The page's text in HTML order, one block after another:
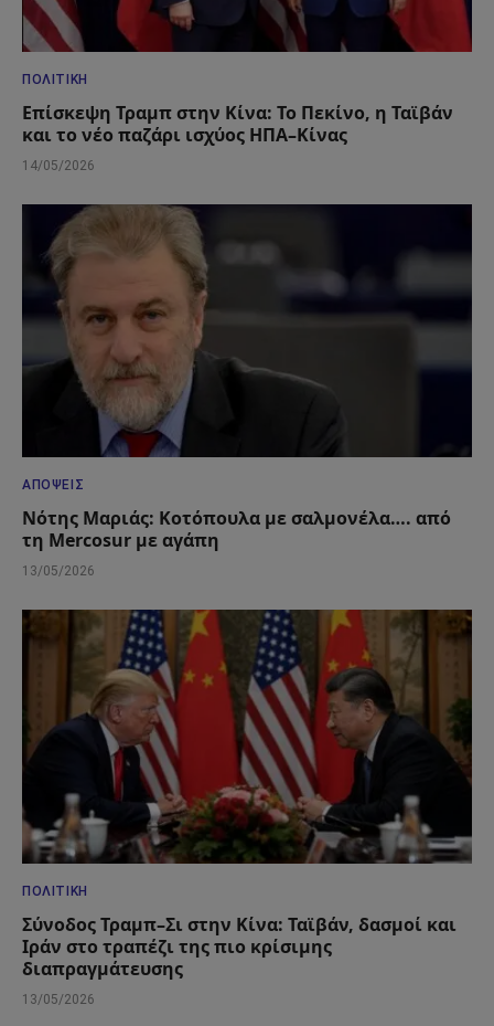
ΠΟΛΙΤΙΚΉ
Επίσκεψη Τραμπ στην Κίνα: Το Πεκίνο, η Ταϊβάν
και το νέο παζάρι ισχύος ΗΠΑ–Κίνας
14/05/2026
ΑΠΌΨΕΙΣ
Νότης Μαριάς: Κοτόπουλα με σαλμονέλα…. από
τη Mercosur με αγάπη
13/05/2026
ΠΟΛΙΤΙΚΉ
Σύνοδος Τραμπ–Σι στην Κίνα: Ταϊβάν, δασμοί και
Ιράν στο τραπέζι της πιο κρίσιμης
διαπραγμάτευσης
13/05/2026